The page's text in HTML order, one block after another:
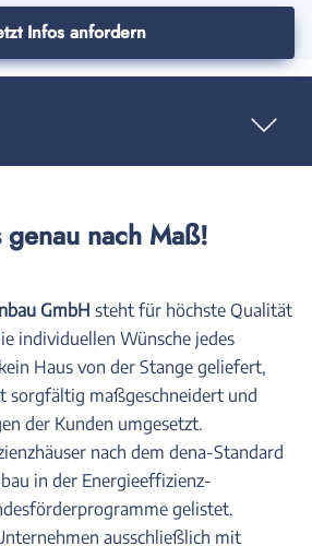
Infos anfordern
genau nach Maß!
GmbH steht für höchste Qualität
individuellen Wünsche jedes
Haus von der Stange geliefert,
sorgfältig maßgeschneidert und
der Kunden umgesetzt.
nach dem dena-Standard
in der Energieeffizienz-
gelistet.
ausschließlich mit